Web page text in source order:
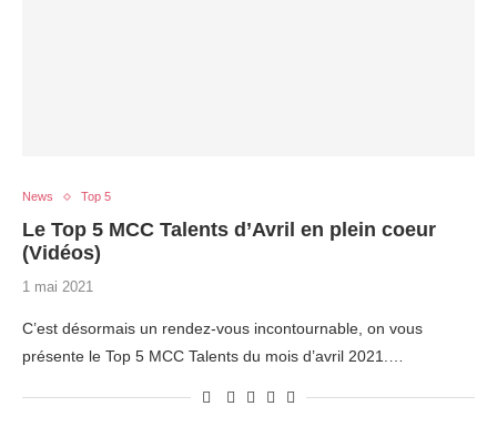
News Top 5
Le Top 5 MCC Talents d’Avril en plein coeur
(Vidéos)
1 mai 2021
C’est désormais un rendez-vous incontournable, on vous
présente le Top 5 MCC Talents du mois d’avril 2021.…